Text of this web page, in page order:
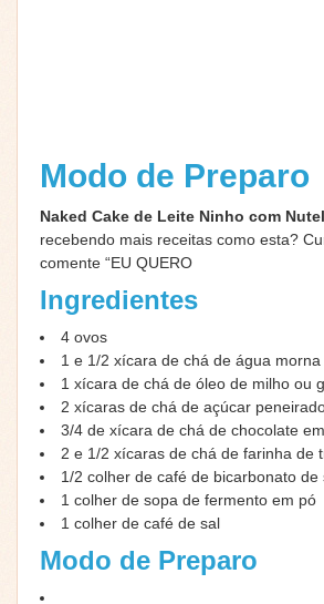
Modo de Preparo
Naked Cake de Leite Ninho com
recebendo mais receitas como esta?
comente “EU QUERO
Ingredientes
4 ovos
1 e 1/2 xícara de chá de água morna
1 xícara de chá de óleo de milho ou
2 xícaras de chá de açúcar
3/4 de xícara de chá de chocolate
2 e 1/2 xícaras de chá de farinha de
1/2 colher de café de bicarbonato de
1 colher de sopa de fermento em pó
1 colher de café de sal
Modo de Preparo